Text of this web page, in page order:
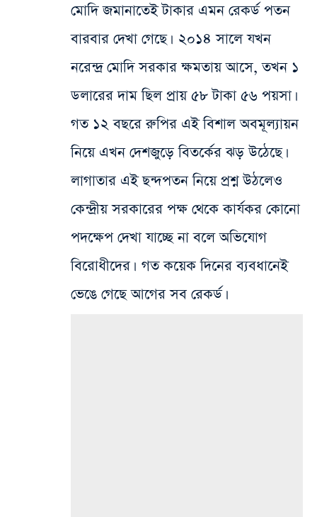
মোদি জমানাতেই টাকার এমন রেকর্ড পতন
বারবার দেখা গেছে। ২০১৪ সালে যখন
নরেন্দ্র মোদি সরকার ক্ষমতায় আসে, তখন ১
ডলারের দাম ছিল প্রায় ৫৮ টাকা ৫৬ পয়সা।
গত ১২ বছরে রুপির এই বিশাল অবমূল্যায়ন
নিয়ে এখন দেশজুড়ে বিতর্কের ঝড় উঠেছে।
লাগাতার এই ছন্দপতন নিয়ে প্রশ্ন উঠলেও
কেন্দ্রীয় সরকারের পক্ষ থেকে কার্যকর কোনো
পদক্ষেপ দেখা যাচ্ছে না বলে অভিযোগ
বিরোধীদের। গত কয়েক দিনের ব্যবধানেই
ভেঙে গেছে আগের সব রেকর্ড।